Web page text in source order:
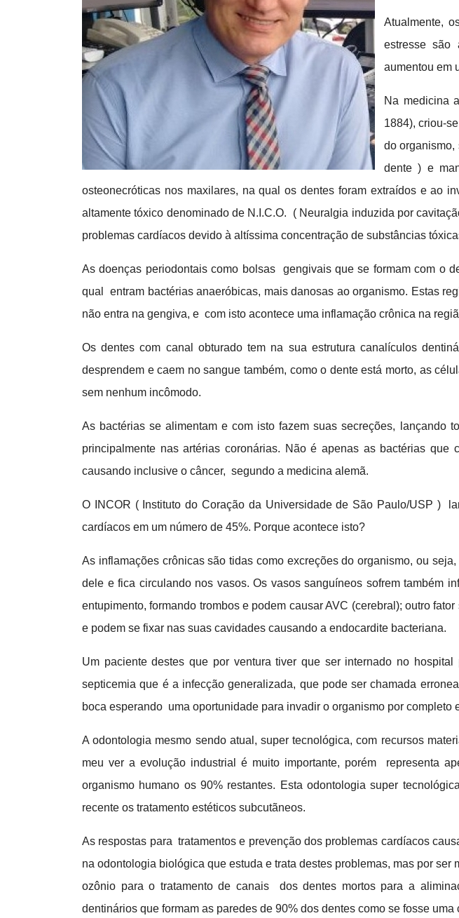
Atualmente,
estresse são
aumentou em
Na medicina
1884), criou-
do organismo,
dente ) e
osteonecróticas nos maxilares, na qual os dentes foram extraídos e ao
altamente tóxico denominado de N.I.C.O. ( Neuralgia induzida por
problemas cardíacos devido à altíssima concentração de substâncias
As doenças periodontais como bolsas gengivais que se formam com o
qual entram bactérias anaeróbicas, mais danosas ao organismo. Estas
não entra na gengiva, e com isto acontece uma inflamação crônica na
Os dentes com canal obturado tem na sua estrutura canalículos
desprendem e caem no sangue também, como o dente está morto, as
sem nenhum incômodo.
As bactérias se alimentam e com isto fazem suas secreções, lançando
principalmente nas artérias coronárias. Não é apenas as bactérias
causando inclusive o câncer, segundo a medicina alemã.
O INCOR ( Instituto do Coração da Universidade de São Paulo/USP )
cardíacos em um número de 45%. Porque acontece isto?
As inflamações crônicas são tidas como excreções do organismo, ou
dele e fica circulando nos vasos. Os vasos sanguíneos sofrem também
entupimento, formando trombos e podem causar AVC (cerebral); outro
e podem se fixar nas suas cavidades causando a endocardite bacteriana.
Um paciente destes que por ventura tiver que ser internado no
septicemia que é a infecção generalizada, que pode ser chamada
boca esperando uma oportunidade para invadir o organismo por completo
A odontologia mesmo sendo atual, super tecnológica, com recursos
meu ver a evolução industrial é muito importante, porém representa
organismo humano os 90% restantes. Esta odontologia super
recente os tratamento estéticos subcutãneos.
As respostas para tratamentos e prevenção dos problemas cardíacos
na odontologia biológica que estuda e trata destes problemas, mas por
ozônio para o tratamento de canais dos dentes mortos para a
dentinários que formam as paredes de 90% dos dentes como se fosse